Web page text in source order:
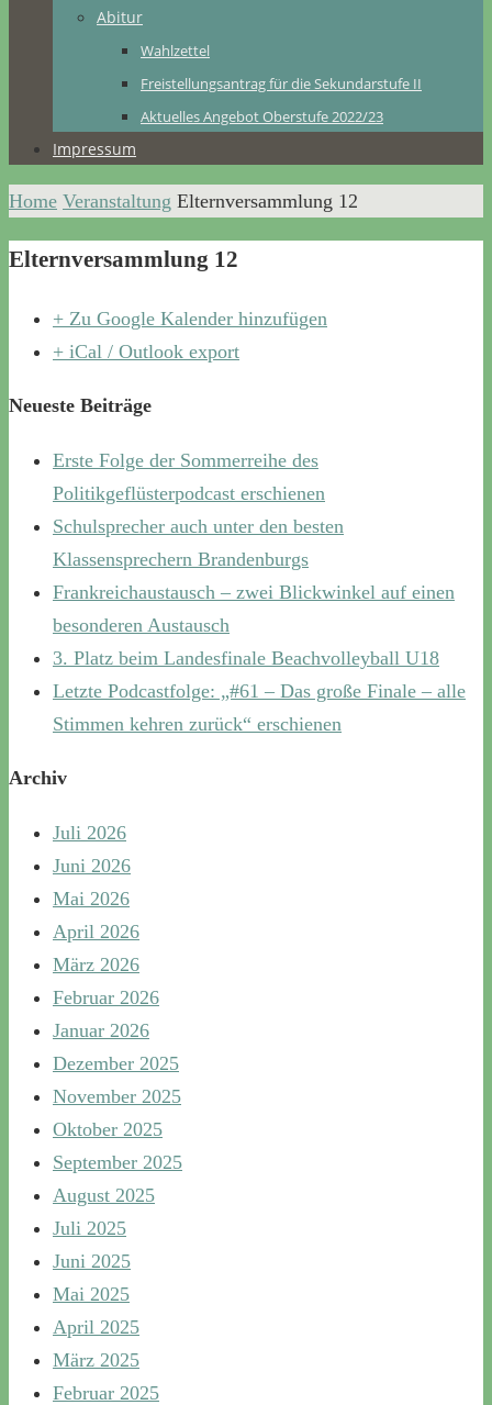
Abitur
Wahlzettel
Freistellungsantrag für die Sekundarstufe II
Aktuelles Angebot Oberstufe 2022/23
Impressum
Home Veranstaltung Elternversammlung 12
Elternversammlung 12
+ Zu Google Kalender hinzufügen
+ iCal / Outlook export
Neueste Beiträge
Erste Folge der Sommerreihe des
Politikgeflüsterpodcast erschienen
Schulsprecher auch unter den besten
Klassensprechern Brandenburgs
Frankreichaustausch – zwei Blickwinkel auf einen
besonderen Austausch
3. Platz beim Landesfinale Beachvolleyball U18
Letzte Podcastfolge: „#61 – Das große Finale – alle
Stimmen kehren zurück“ erschienen
Archiv
Juli 2026
Juni 2026
Mai 2026
April 2026
März 2026
Februar 2026
Januar 2026
Dezember 2025
November 2025
Oktober 2025
September 2025
August 2025
Juli 2025
Juni 2025
Mai 2025
April 2025
März 2025
Februar 2025